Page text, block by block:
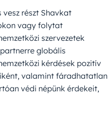
részt Shavkat
vagy folytat
szervezetek
globális
kérdések pozitív
valamint fáradhatatlan
védi népünk érdekeit,